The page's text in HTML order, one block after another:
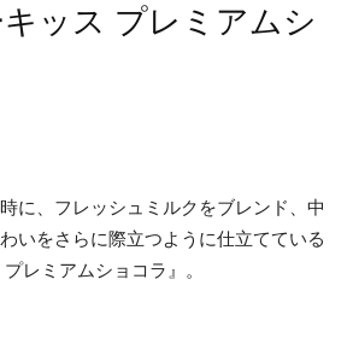
ッス プレミアムシ
に、フレッシュミルクをブレンド、中
いをさらに際立つように仕立てている
レミアムショコラ』。